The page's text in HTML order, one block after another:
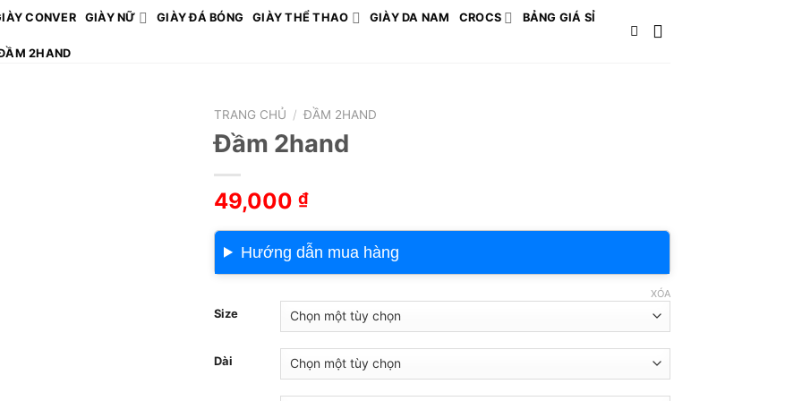
CONVER GIÀY NỮ GIÀY ĐÁ BÓNG GIÀY THỂ THAO GIÀY DA NAM CROCS BẢNG GIÁ SỈ
2HAND
TRANG CHỦ / ĐẦM 2HAND
Đầm 2hand
49,000 ₫
Hướng dẫn mua hàng
Size
Dài
XÓA